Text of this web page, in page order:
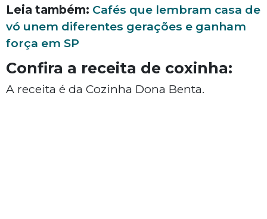
Leia também: Cafés que lembram casa de
vó unem diferentes gerações e ganham
força em SP
Confira a receita de coxinha:
A receita é da Cozinha Dona Benta.